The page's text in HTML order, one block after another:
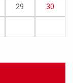
29 30